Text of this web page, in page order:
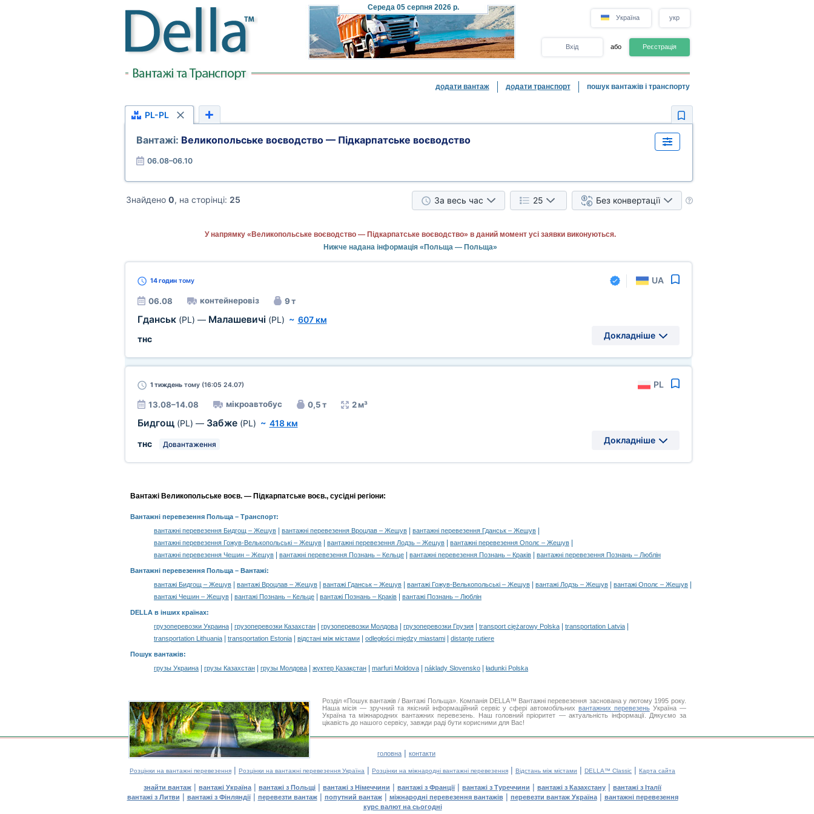
Cереда05 серпня 2026 р.
Україна укр
Вхід або Реєстрація
додати вантаж додати транспорт пошук вантажів і транспорту
PL-PL
Вантажі: Великопольське воєводство — Підкарпатське воєводство
06.08–06.10
Знайдено 0, на сторінці: 25 За весь час 25 Без конвертації
У напрямку «Великопольське воєводство — Підкарпатське воєводство» в даний момент усі заявки виконуються.
Нижче надана інформація «Польща — Польща»
14 годинтому UA
06.08 контейнеровіз 9 т
Гданськ (PL) — Малашевичі (PL) ~ 607 км
тнс
Докладніше
1 тижденьтому (16:05 24.07) PL
13.08–14.08 мікроавтобус 0,5 т 2 м³
Бидгощ (PL) — Забже (PL) ~ 418 км
тнс
Довантаження Докладніше
Вантажі Великопольське воєв. — Підкарпатське воєв., сусідні регіони:
Вантажні перевезення Польща – Транспорт:
вантажні перевезення Бидгощ – Жешув
вантажні перевезення Вроцлав – Жешув вантажні перевезення Гданськ – Жешув
вантажні перевезення Гожув-Велькопольські – Жешув вантажні перевезення Лодзь – Жешув вантажні перевезення Ополє – Жешув
вантажні перевезення Чешин – Жешув вантажні перевезення Познань – Кельце вантажні перевезення Познань – Краків вантажні перевезення Познань – Люблін
Вантажні перевезення Польща – Вантажі:
вантажі Бидгощ – Жешув
вантажі Вроцлав – Жешув вантажі Гданськ – Жешув вантажі Гожув-Велькопольські – Жешув вантажі Лодзь – Жешув вантажі Ополє – Жешув
вантажі Чешин – Жешув вантажі Познань – Кельце вантажі Познань – Краків вантажі Познань – Люблін
DELLA в інших країнах:
грузоперевозки Украина
грузоперевозки Казахстан грузоперевозки Молдова грузоперевозки Грузия transport ciężarowy Polska transportation Latvia
transportation Lithuania transportation Estonia відстані між містами odległości między miastami distanţe rutiere
Пошук вантажів:
грузы Украина
грузы Казахстан грузы Молдова жүктер Қазақстан marfuri Moldova náklady Slovensko ładunki Polska
Розділ «Пошук вантажів / Вантажі Польща». Компанія DELLA™ Вантажні перевезення заснована у лютому 1995 року.
Наша місія — зручний та якісний інформаційний сервіс у сфері автомобільних вантажних перевезеньУкраїна —
Україна та міжнародних вантажних перевезень. Наш головний пріоритет — актуальність інформації. Дякуємо за
цікавість до нашого сервісу, завжди раді бути корисними для Вас!
головна | контакти
Розцінки на вантажні перевезення | Розцінки на вантажні перевезення Україна | Розцінки на міжнародні вантажні перевезення | Відстань між містами | DELLA™ Classic | Карта сайта
знайти вантаж | вантажі Україна | вантажі з Польщі | вантажі з Німеччини | вантажі з Франції| вантажі з Туреччини | вантажі з Казахстану | вантажі з Італії
вантажі з Литви | вантажі з Фінляндії| перевезти вантаж| попутний вантаж| міжнародні перевезення вантажів| перевезти вантаж Україна| вантажні перевезення
курс валют на сьогодні